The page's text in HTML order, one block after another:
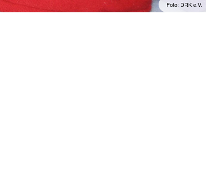
Foto: DRK e.V.